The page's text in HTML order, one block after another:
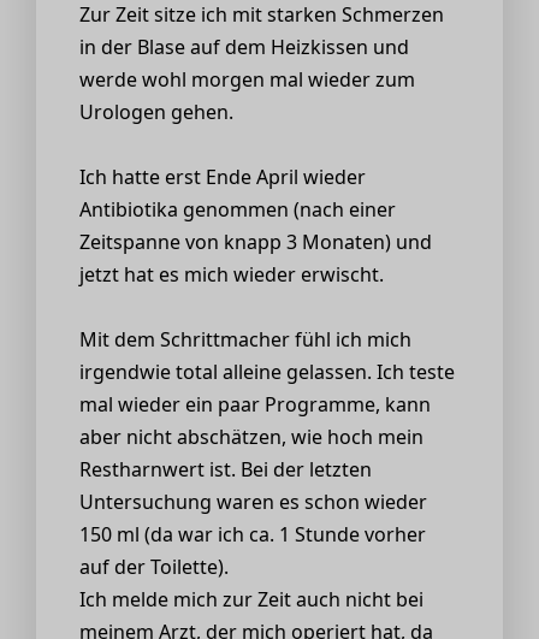
Zur Zeit sitze ich mit starken Schmerzen
in der Blase auf dem Heizkissen und
werde wohl morgen mal wieder zum
Urologen gehen.
Ich hatte erst Ende April wieder
Antibiotika genommen (nach einer
Zeitspanne von knapp 3 Monaten) und
jetzt hat es mich wieder erwischt.
Mit dem Schrittmacher fühl ich mich
irgendwie total alleine gelassen. Ich teste
mal wieder ein paar Programme, kann
aber nicht abschätzen, wie hoch mein
Restharnwert ist. Bei der letzten
Untersuchung waren es schon wieder
150 ml (da war ich ca. 1 Stunde vorher
auf der Toilette).
Ich melde mich zur Zeit auch nicht bei
meinem Arzt, der mich operiert hat, da